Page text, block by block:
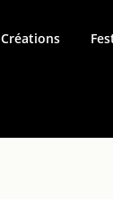
Créations